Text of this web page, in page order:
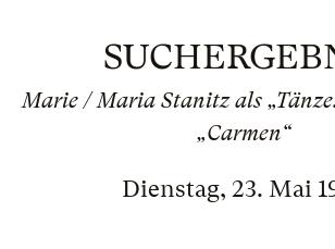
Marie / Maria Stanitz als
„Carmen“
Dienstag, 23. Mai